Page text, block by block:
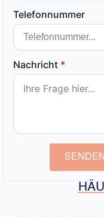
Telefonnummer
Nachricht *
SENDEN